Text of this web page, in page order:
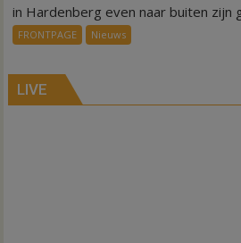
in Hardenberg even naar buiten zijn
FRONTPAGE Nieuws
LIVE